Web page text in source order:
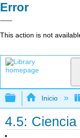
Error
This action is not
Expandir/
Inicio
4.5: